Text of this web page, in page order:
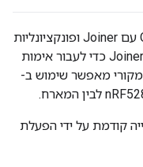
פיתוח הדוגמה OpenThread nRF52840 עם Joiner ופונקציונליות
USB מקורית. מכשיר משתמש בתפקיד Joiner כדי לעבור אימות
מאובטח ולהצטרף לרשת Thread. USB מקורי מאפשר שימוש ב-
קודמת על ידי הפעלת